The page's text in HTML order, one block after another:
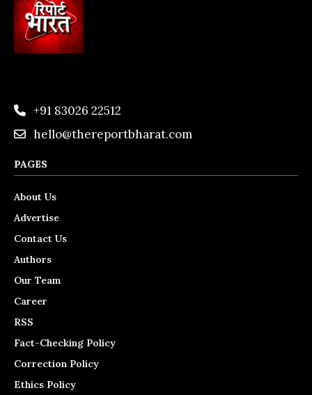
+91 83026 22512
hello@thereportbharat.com
PAGES
About Us
Advertise
Contact Us
Authors
Our Team
Career
RSS
Fact-Checking Policy
Correction Policy
Ethics Policy